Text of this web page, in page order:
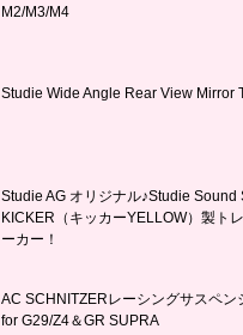
M2/M3/M4
Studie Wide Angle Rear View Mirror
Studie AG オリジナル♪Studie Sound
KICKER（キッカーYELLOW）製ト
ーカー！
AC SCHNITZERレーシングサスペン
for G29/Z4＆GR SUPRA